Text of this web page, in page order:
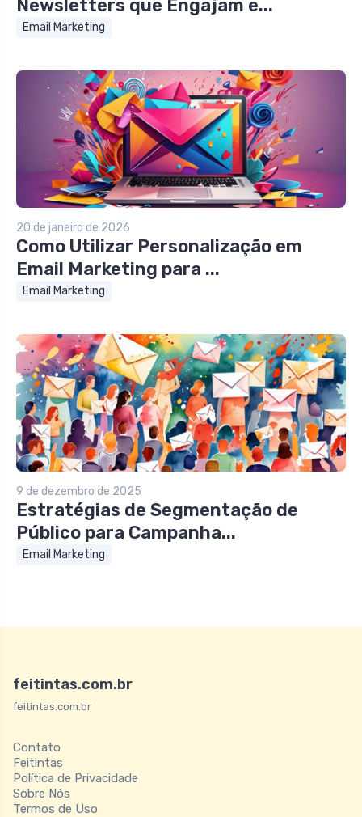
Newsletters que Engajam e...
Email Marketing
20 de janeiro de 2026
Como Utilizar Personalização em
Email Marketing para ...
Email Marketing
9 de dezembro de 2025
Estratégias de Segmentação de
Público para Campanha...
Email Marketing
feitintas.com.br
feitintas.com.br
Contato
Feitintas
Política de Privacidade
Sobre Nós
Termos de Uso